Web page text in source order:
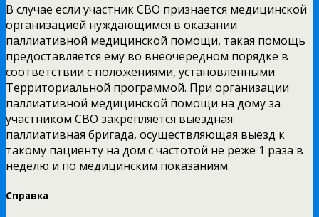
В случае если участник СВО признается медицинской
организацией нуждающимся в оказании
паллиативной медицинской помощи, такая помощь
предоставляется ему во внеочередном порядке в
соответствии с положениями, установленными
Территориальной программой. При организации
паллиативной медицинской помощи на дому за
участником СВО закрепляется выездная
паллиативная бригада, осуществляющая выезд к
такому пациенту на дом с частотой не реже 1 раза в
неделю и по медицинским показаниям.
Справка